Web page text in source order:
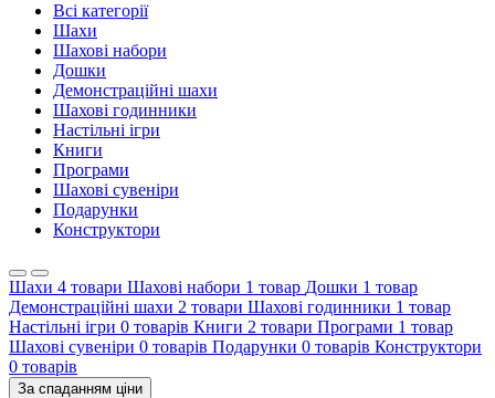
Всі категорії
Шахи
Шахові набори
Дошки
Демонстраційні шахи
Шахові годинники
Настільні ігри
Книги
Програми
Шахові сувеніри
Подарунки
Конструктори
Шахи 4 товари Шахові набори 1 товар Дошки 1 товар
Демонстраційні шахи 2 товари Шахові годинники 1 товар
Настільні ігри 0 товарів Книги 2 товари Програми 1 товар
Шахові сувеніри 0 товарів Подарунки 0 товарів Конструктори
0 товарів
За спаданням ціни